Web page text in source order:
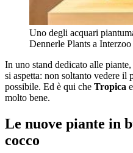
Uno degli acquari
Dennerle Plants a
In uno stand dedicato alle
si aspetta: non soltanto vedere il
possibile. Ed è qui che Tropica e
molto bene.
Le nuove piante in
cocco